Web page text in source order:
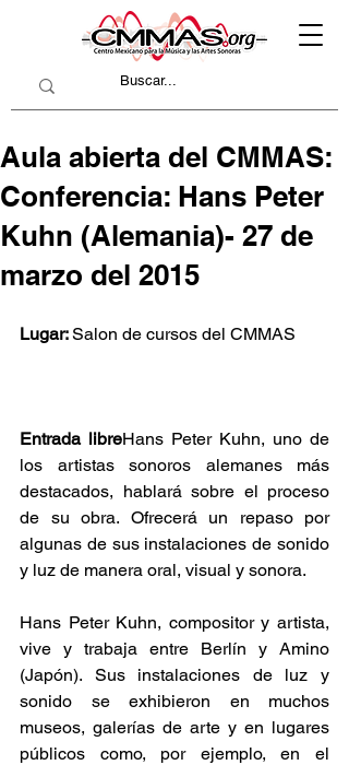
Aula abierta del CMMAS:
Conferencia: Hans Peter
Kuhn (Alemania)- 27 de
marzo del 2015
Lugar: Salon de cursos del CMMAS
Entrada libreHans Peter Kuhn, uno de
los artistas sonoros alemanes más
destacados, hablará sobre el proceso
de su obra. Ofrecerá un repaso por
algunas de sus instalaciones de sonido
y luz de manera oral, visual y sonora.
Hans Peter Kuhn, compositor y artista,
vive y trabaja entre Berlín y Amino
(Japón). Sus instalaciones de luz y
sonido se exhibieron en muchos
museos, galerías de arte y en lugares
públicos como, por ejemplo, en el